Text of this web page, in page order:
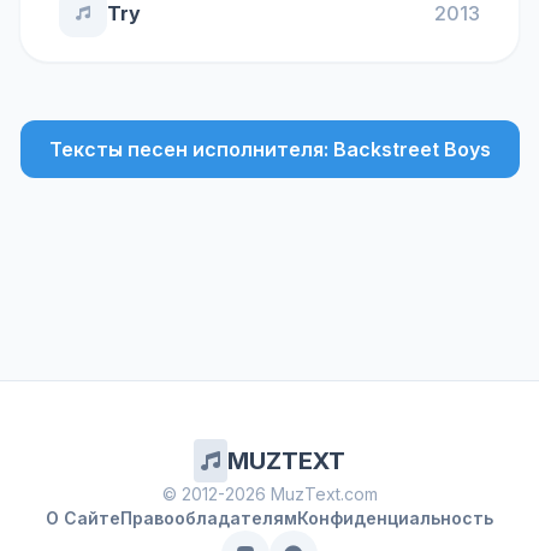
Try 2013
Тексты песен исполнителя: Backstreet Boys
MUZTEXT
© 2012-2026 MuzText.com
О СайтеПравообладателямКонфиденциальность